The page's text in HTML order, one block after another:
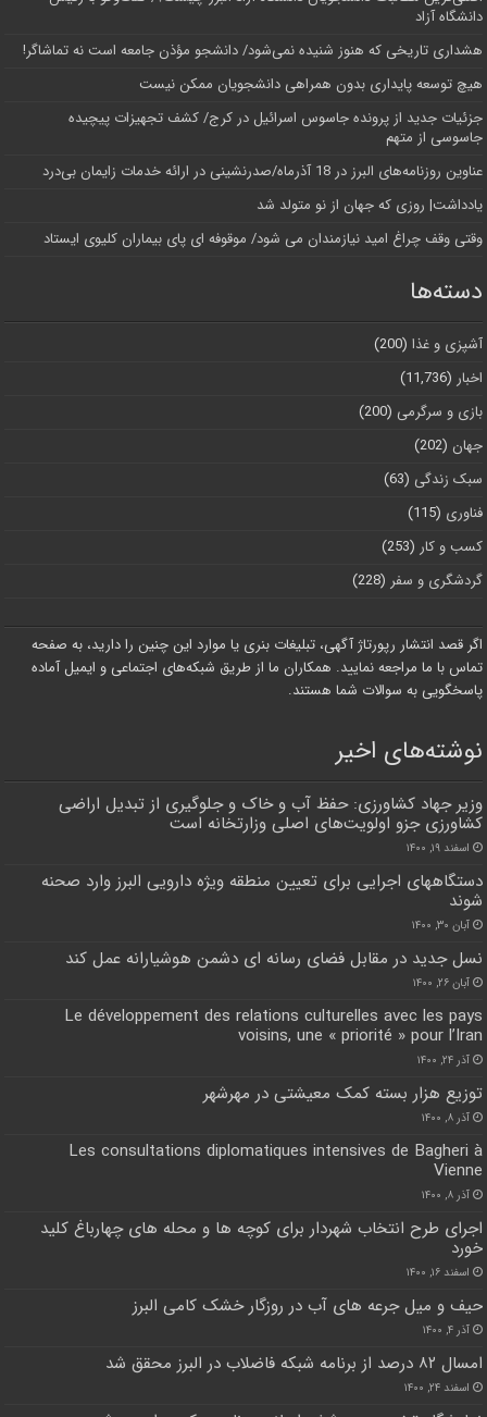
دانشگاه آز‌اد
هشداری تاریخی که هنوز شنیده نمی‌شود/ دانشجو مؤذن جامعه است نه تماشاگر!
هیچ توسعه پایداری بدون همراهی دانشجویان ممکن نیست
جزئیات جدید از پرونده جاسوس اسرائیل در کرج/‌ کشف تجهیزات پیچیده
جاسوسی از متهم
عناوین روزنامه‌های البرز در ‌18 آذرماه/صدرنشینی در ارائه خدمات زایمان بی‌درد
یادداشت| روزی که جهان از نو متولد شد
وقتی وقف چراغ امید نیازمندان می شود/ موقوفه ای پای بیماران کلیوی ایستاد
دسته‌ها
آشپزی و غذا (200)
اخبار (11,736)
بازی و سرگرمی (200)
جهان (202)
سبک زندگی (63)
فناوری (115)
کسب و کار (253)
گردشگری و سفر (228)
اگر قصد انتشار رپورتاژ آگهی، تبلیغات بنری یا موارد این چنین را دارید، به صفحه
تماس با ما مراجعه نمایید. همکاران ما از طریق شبکه‌های اجتماعی و ایمیل آماده
پاسخگویی به سوالات شما هستند.
نوشته‌های اخیر
وزیر جهاد کشاورزی: حفظ آب و خاک و جلوگیری از تبدیل اراضی
کشاورزی جزو اولویت‌های اصلی وزارتخانه است
اسفند ۱۹, ۱۴۰۰
دستگاههای اجرایی برای تعیین منطقه ویژه دارویی البرز وارد صحنه
شوند
آبان ۳۰, ۱۴۰۰
نسل جدید در مقابل فضای رسانه ای دشمن هوشیارانه عمل کند
آبان ۲۶, ۱۴۰۰
Le développement des relations culturelles avec les pays
voisins, une « priorité » pour l’Iran
آذر ۲۴, ۱۴۰۰
توزیع هزار بسته کمک معیشتی در مهرشهر
آذر ۸, ۱۴۰۰
Les consultations diplomatiques intensives de Bagheri à
Vienne
آذر ۸, ۱۴۰۰
اجرای طرح‌ انتخاب شهردار برای کوچه ها و محله های چهارباغ کلید
خورد
اسفند ۱۶, ۱۴۰۰
حیف و میل جرعه های آب در روزگار خشک کامی البرز
آذر ۴, ۱۴۰۰
امسال ۸۲ درصد از برنامه شبکه فاضلاب در البرز محقق شد
اسفند ۲۴, ۱۴۰۰